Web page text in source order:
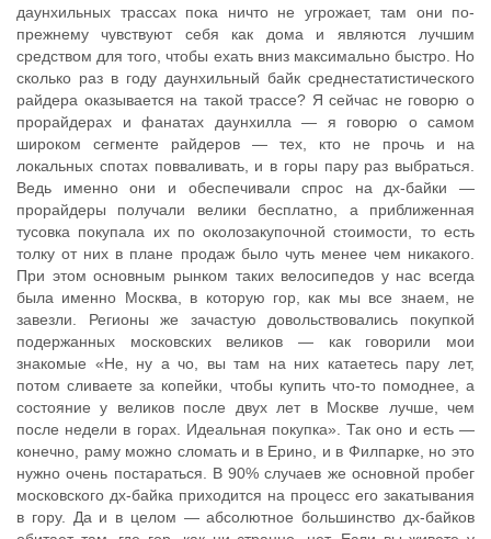
даунхильных трассах пока ничто не угрожает, там они по-
прежнему чувствуют себя как дома и являются лучшим
средством для того, чтобы ехать вниз максимально быстро. Но
сколько раз в году даунхильный байк среднестатистического
райдера оказывается на такой трассе? Я сейчас не говорю о
прорайдерах и фанатах даунхилла — я говорю о самом
широком сегменте райдеров — тех, кто не прочь и на
локальных спотах повваливать, и в горы пару раз выбраться.
Ведь именно они и обеспечивали спрос на дх-байки —
прорайдеры получали велики бесплатно, а приближенная
тусовка покупала их по околозакупочной стоимости, то есть
толку от них в плане продаж было чуть менее чем никакого.
При этом основным рынком таких велосипедов у нас всегда
была именно Москва, в которую гор, как мы все знаем, не
завезли. Регионы же зачастую довольствовались покупкой
подержанных московских великов — как говорили мои
знакомые «Не, ну а чо, вы там на них катаетесь пару лет,
потом сливаете за копейки, чтобы купить что-то помоднее, а
состояние у великов после двух лет в Москве лучше, чем
после недели в горах. Идеальная покупка». Так оно и есть —
конечно, раму можно сломать и в Ерино, и в Филпарке, но это
нужно очень постараться. В 90% случаев же основной пробег
московского дх-байка приходится на процесс его закатывания
в гору. Да и в целом — абсолютное большинство дх-байков